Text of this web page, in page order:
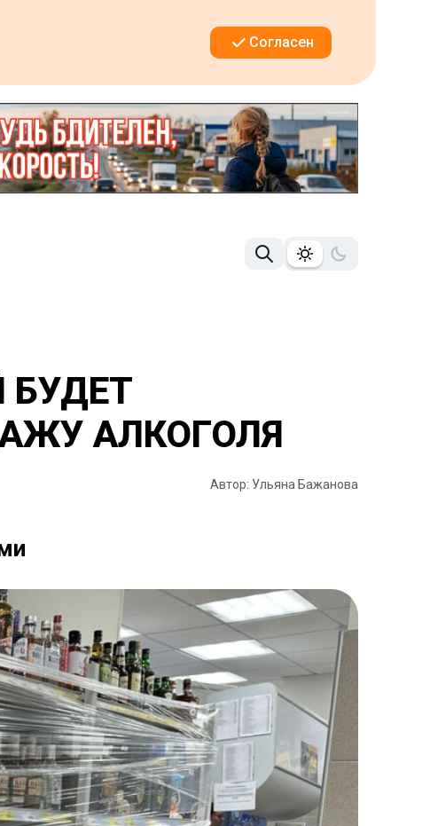
Согласен
БУДЕТ
АЛКОГОЛЯ
Автор: Ульяна Бажанова